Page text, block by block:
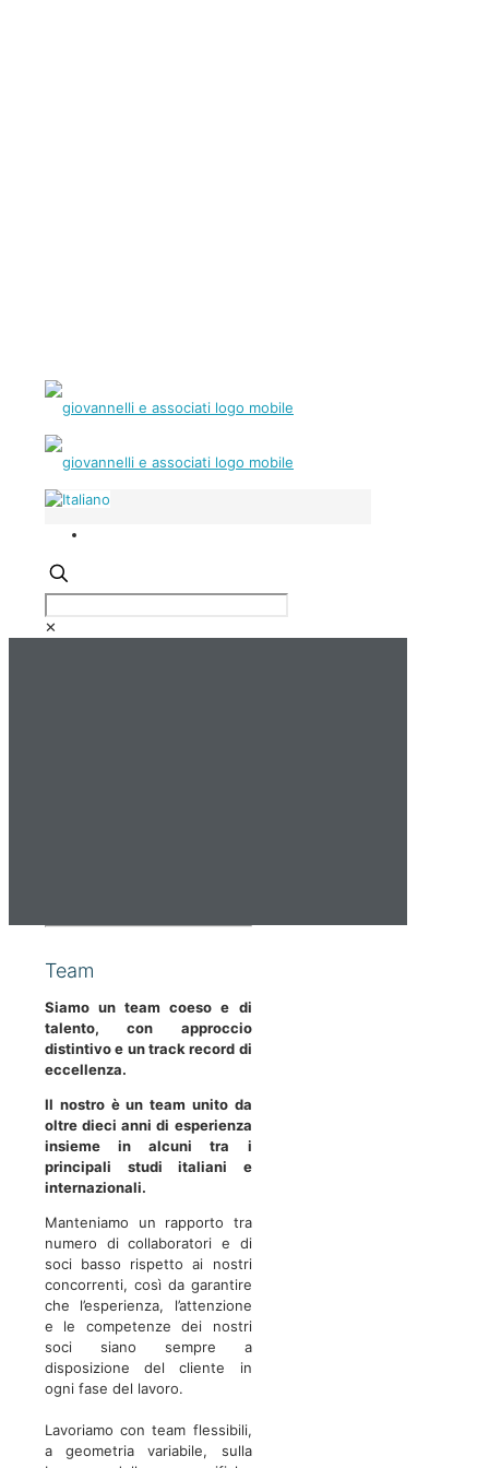
✕
Team
Siamo un team coeso e di
talento, con approccio
distintivo e un track record di
eccellenza.
Il nostro è un team unito da
oltre dieci anni di esperienza
insieme in alcuni tra i
principali studi italiani e
internazionali.
Manteniamo un rapporto tra
numero di collaboratori e di
soci basso rispetto ai nostri
concorrenti, così da garantire
che l’esperienza, l’attenzione
e le competenze dei nostri
soci siano sempre a
disposizione del cliente in
ogni fase del lavoro.
Lavoriamo con team flessibili,
a geometria variabile, sulla